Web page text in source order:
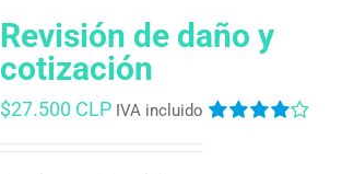
Revisión de daño y
cotización
$27.500 CLP IVA incluido